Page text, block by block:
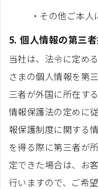
・その他ご本
5. 個人情報の第三
当社は、法令に定め
さまの個人情報を第
三者が外国に所在す
情報保護法の定めに
報保護制度に関する
を得る際に第三者が
定できた場合は、お
行いますので、ご希